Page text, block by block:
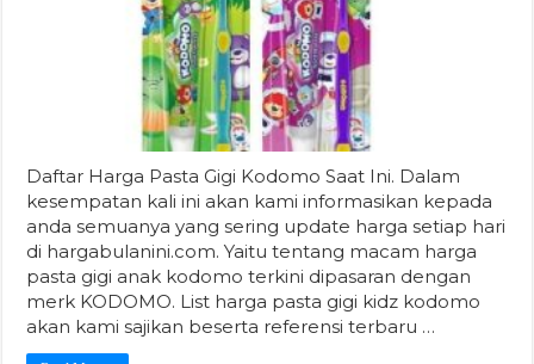
Daftar Harga Pasta Gigi Kodomo Saat Ini. Dalam
kesempatan kali ini akan kami informasikan kepada
anda semuanya yang sering update harga setiap hari
di hargabulanini.com. Yaitu tentang macam harga
pasta gigi anak kodomo terkini dipasaran dengan
merk KODOMO. List harga pasta gigi kidz kodomo
akan kami sajikan beserta referensi terbaru …